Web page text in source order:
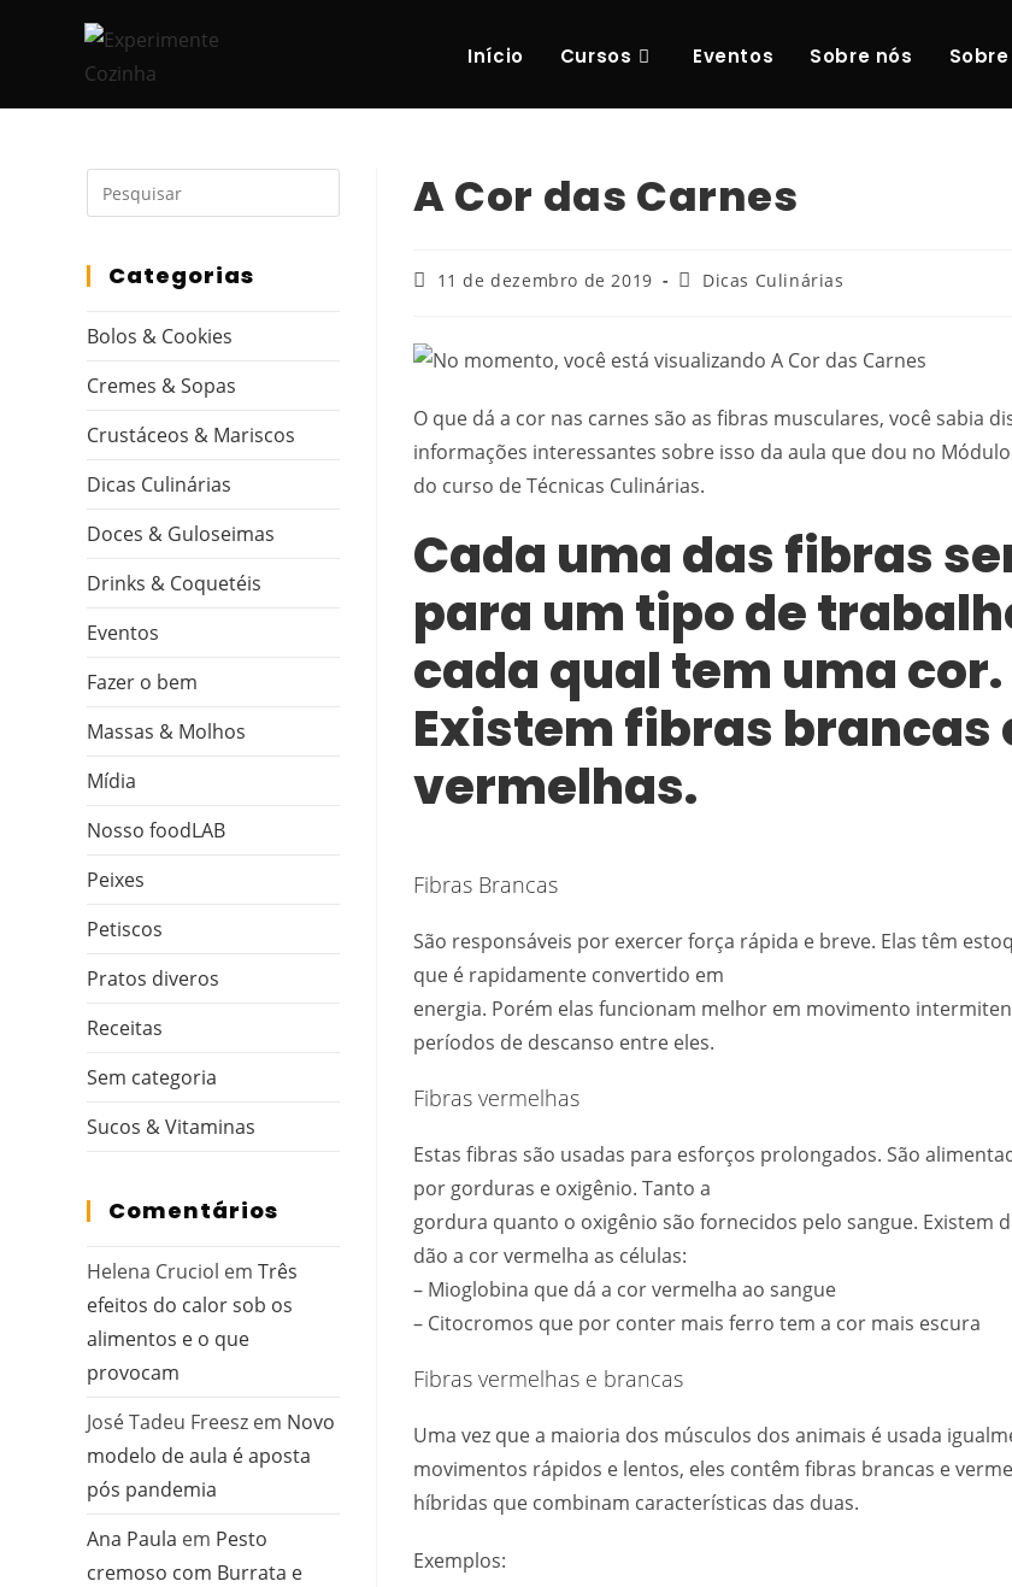
Início Cursos Eventos Sobre nós
A Cor das Carnes
11 de dezembro de 2019 Dicas Culinárias
O que dá a cor nas carnes são as fibras musculares, você sabia
informações interessantes sobre isso da aula que dou no
do curso de Técnicas Culinárias.
Cada uma das fibras
para um tipo de
cada qual tem uma cor.
Existem fibras brancas
vermelhas.
Fibras Brancas
São responsáveis por exercer força rápida e breve. Elas têm
que é rapidamente convertido em
energia. Porém elas funcionam melhor em movimento
períodos de descanso entre eles.
Fibras vermelhas
Estas fibras são usadas para esforços prolongados. São
por gorduras e oxigênio. Tanto a
gordura quanto o oxigênio são fornecidos pelo sangue. Existem
dão a cor vermelha as células:
– Mioglobina que dá a cor vermelha ao sangue
– Citocromos que por conter mais ferro tem a cor mais escura
Fibras vermelhas e brancas
Uma vez que a maioria dos músculos dos animais é usada
movimentos rápidos e lentos, eles contêm fibras brancas e
híbridas que combinam características das duas.
Exemplos:
Categorias
Bolos & Cookies
Cremes & Sopas
Crustáceos & Mariscos
Dicas Culinárias
Doces & Guloseimas
Drinks & Coquetéis
Eventos
Fazer o bem
Massas & Molhos
Mídia
Nosso foodLAB
Peixes
Petiscos
Pratos diveros
Receitas
Sem categoria
Sucos & Vitaminas
Comentários
Helena Cruciol em Três
efeitos do calor sob os
alimentos e o que
provocam
José Tadeu Freesz em Novo
modelo de aula é aposta
pós pandemia
Ana Paula em Pesto
cremoso com Burrata e